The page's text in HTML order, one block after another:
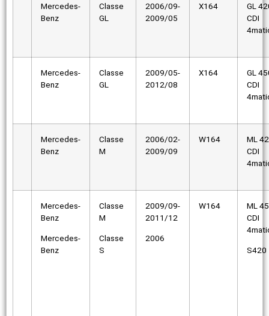
Mercedes-
Benz
Classe
GL
2006/09-
2009/05
X164
GL
CDI
Mercedes-
Benz
Classe
GL
2009/05-
2012/08
X164
GL
CDI
Mercedes-
Benz
Classe
M
2006/02-
2009/09
W164
ML
CDI
Mercedes-
Benz
Mercedes-
Benz
Classe
M
Classe
S
2009/09-
2011/12
2006
W164
ML
CDI
S420